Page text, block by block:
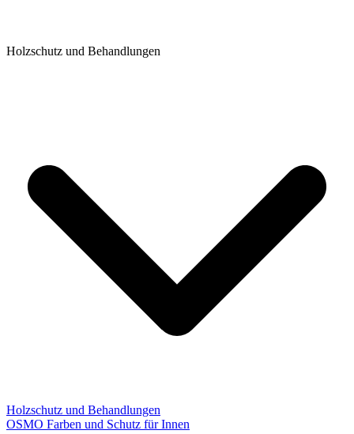
Holzschutz und Behandlungen
Holzschutz und Behandlungen
OSMO Farben und Schutz für Innen